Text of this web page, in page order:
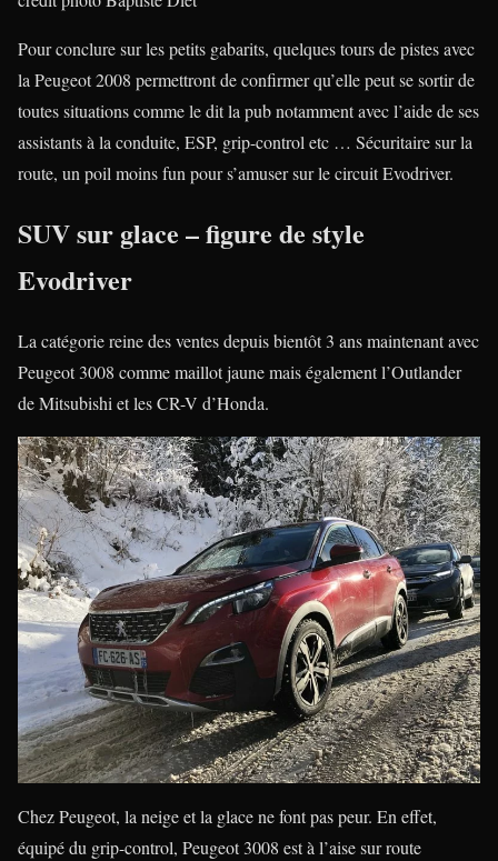
Pour conclure sur les petits gabarits, quelques tours de pistes avec
la Peugeot 2008 permettront de confirmer qu’elle peut se sortir de
toutes situations comme le dit la pub notamment avec l’aide de ses
assistants à la conduite, ESP, grip-control etc … Sécuritaire sur la
route, un poil moins fun pour s’amuser sur le circuit Evodriver.
SUV sur glace – figure de style
Evodriver
La catégorie reine des ventes depuis bientôt 3 ans maintenant avec
Peugeot 3008 comme maillot jaune mais également l’Outlander
de Mitsubishi et les CR-V d’Honda.
Chez Peugeot, la neige et la glace ne font pas peur. En effet,
équipé du grip-control, Peugeot 3008 est à l’aise sur route